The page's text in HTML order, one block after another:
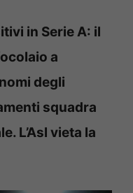
in Serie A: il
a
degli
squadra
L’Asl vieta la